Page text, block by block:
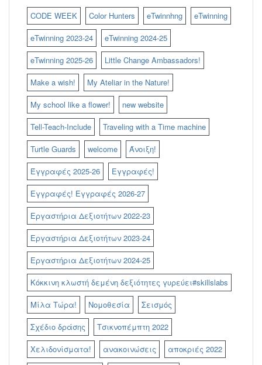
CODE WEEK Color Hunters eTwinnhng
eTwinning
eTwinning 2023-24
eTwinning 2024-25
eTwinning 2025-26
Little Change Ambassadors!
Make a wish!
My Ateliar in the Nature!
My school like a flower!
new website
Tell-Teach-Include
Traveling with a Time machine
Turtle Guards
welcome
Άνοιξη!
Έγγραφές 2025-26
Εγγραφές!
Εγγραφές! Εγγραφές 2026-27
Εργαστήρια Δεξιοτήτων 2022-23
Εργαστήρια Δεξιοτήτων 2023-24
Εργαστήρια Δεξιοτήτων 2024-25
Κόκκινη κλωστή δεμένη δεξιότητες γυρεύει#skillslabs
Μίλα Τώρα!
Νομοθεσία
Σεισμός
Σχέδιο δράσης
Τσικνοπέμπτη 2022
Χελιδονίσματα!
ανακοινώσεις
αποκριές 2022